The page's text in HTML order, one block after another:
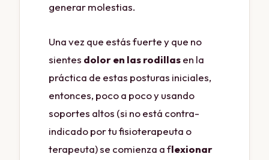
generar molestias.
Una vez que estás fuerte y que no
sientes dolor en las rodillasen la
práctica de estas posturas iniciales,
entonces, poco a poco y usando
soportes altos (si no está contra-
indicado por tu fisioterapeuta o
terapeuta) se comienza a flexionar